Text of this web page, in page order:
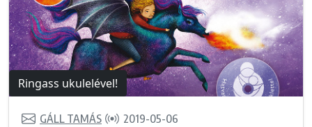
Ringass ukulelével!
GÁLL TAMÁS 2019-05-06